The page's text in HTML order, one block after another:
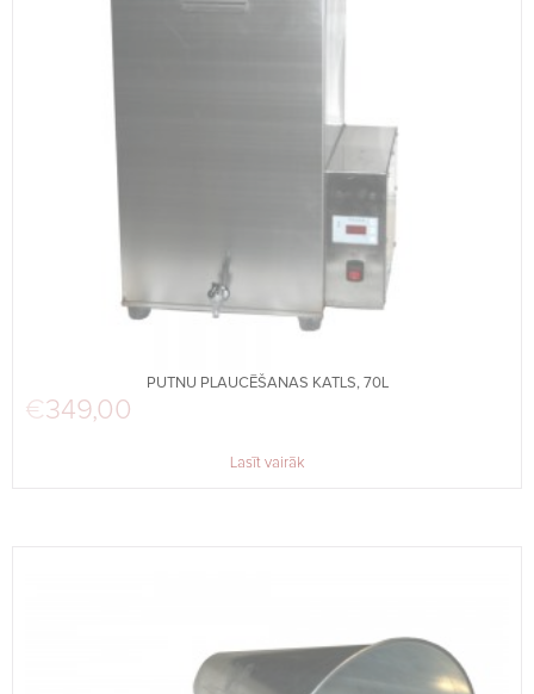
PUTNU PLAUCĒŠANAS KATLS, 70L
€349,00
Lasīt vairāk